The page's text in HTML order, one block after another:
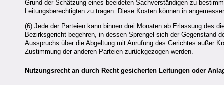
Grund der Schätzung eines beeideten Sachverständigen zu
Leitungsberechtigten zu tragen. Diese Kosten können in
(6) Jede der Parteien kann binnen drei Monaten ab Erlassung des
Bezirksgericht begehren, in dessen Sprengel sich der Gegenstand
Ausspruchs über die Abgeltung mit Anrufung des Gerichtes außer
Zustimmung der anderen Parteien zurückgezogen werden.
Nutzungsrecht an durch Recht gesicherten Leitungen oder